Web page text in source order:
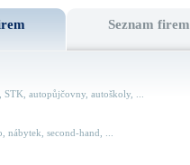
Seznam firem
autopůjčovny, autoškoly, ...
nábytek, second-hand, ...